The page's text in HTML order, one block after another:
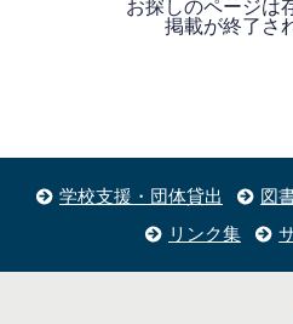
お探しのページは
掲載が終了さ
学校支援・団体貸出
図
リンク集